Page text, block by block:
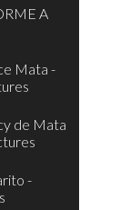
A
Mata -
de Mata
-